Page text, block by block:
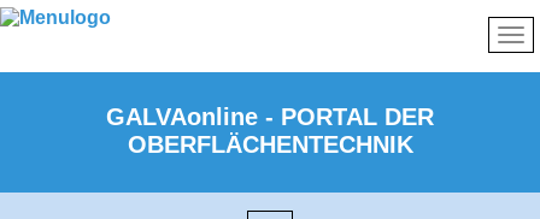
GALVAonline - PORTAL DER
OBERFLÄCHENTECHNIK